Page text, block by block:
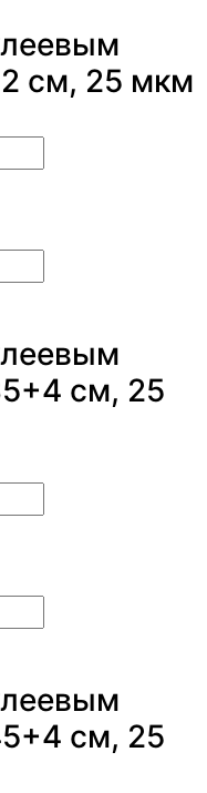
см, 25 мкм
см, 25
см, 25